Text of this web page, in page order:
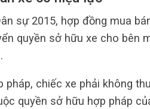
sự 2015, hợp đồng mua
quyền sở hữu xe cho bên
chiếc xe phải không
quyền sở hữu hợp pháp